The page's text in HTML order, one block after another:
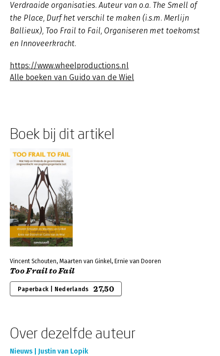
Verdraaide organisaties. Auteur van o.a. The Smell of
the Place, Durf het verschil te maken (i.s.m. Merlijn
Ballieux), Too Frail to Fail, Organiseren met toekomst
en Innoveerkracht.
https://www.wheelproductions.nl
Alle boeken van Guido van de Wiel
Boek bij dit artikel
Vincent Schouten, Maarten van Ginkel, Ernie van Dooren
Too Frail to Fail
Paperback | Nederlands 27,50
Over dezelfde auteur
Nieuws | Justin van Lopik